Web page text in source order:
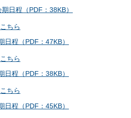
日程（PDF：38KB）
こちら
程（PDF：47KB）
こちら
程（PDF：38KB）
こちら
程（PDF：45KB）